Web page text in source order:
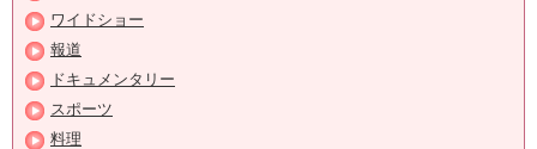
ワイドショー
報道
ドキュメンタリー
スポーツ
料理